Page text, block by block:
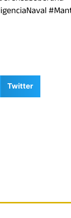
Twitter